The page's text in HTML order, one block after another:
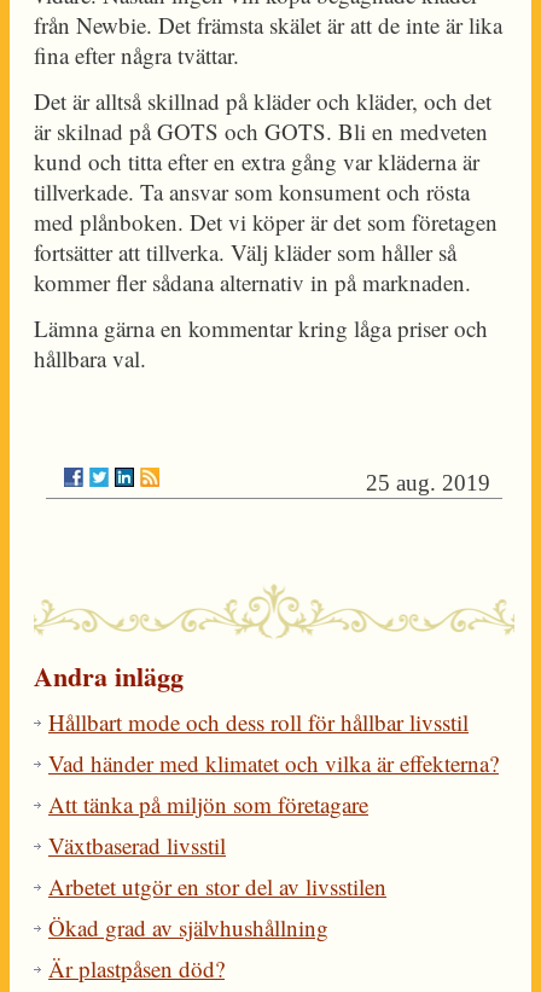
från Newbie. Det främsta skälet är att de inte är lika
fina efter några tvättar.
Det är alltså skillnad på kläder och kläder, och det
är skilnad på GOTS och GOTS. Bli en medveten
kund och titta efter en extra gång var kläderna är
tillverkade. Ta ansvar som konsument och rösta
med plånboken. Det vi köper är det som företagen
fortsätter att tillverka. Välj kläder som håller så
kommer fler sådana alternativ in på marknaden.
Lämna gärna en kommentar kring låga priser och
hållbara val.
25 aug. 2019
Andra inlägg
Hållbart mode och dess roll för hållbar livsstil
Vad händer med klimatet och vilka är effekterna?
Att tänka på miljön som företagare
Växtbaserad livsstil
Arbetet utgör en stor del av livsstilen
Ökad grad av självhushållning
Är plastpåsen död?